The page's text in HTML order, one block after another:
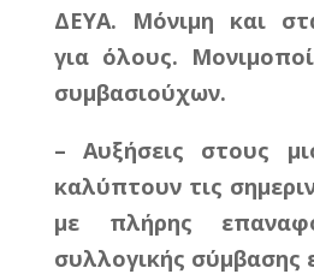
ΔΕΥΑ. Μόνιμη και
για όλους.
συμβασιούχων.
– Αυξήσεις στους
καλύπτουν τις
με πλήρης
συλλογικής σύμβασης